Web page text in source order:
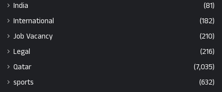
India
(81)
International
(182)
Job Vacancy
(210)
Legal
(216)
Qatar
(7,035)
sports
(632)